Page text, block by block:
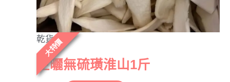
大特價
乾貨
生曬無硫璜淮山1斤